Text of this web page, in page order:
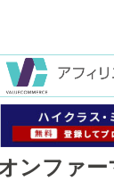
ンファ